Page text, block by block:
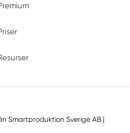
Smartproduktion Sverige AB|